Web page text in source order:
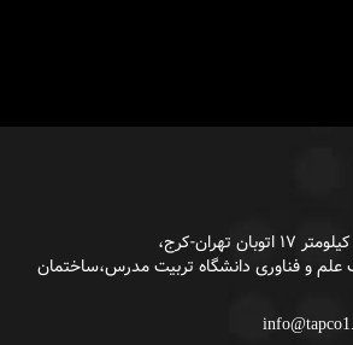
علم و فناوری دانشگاه تربیت مدرس،ساختمان